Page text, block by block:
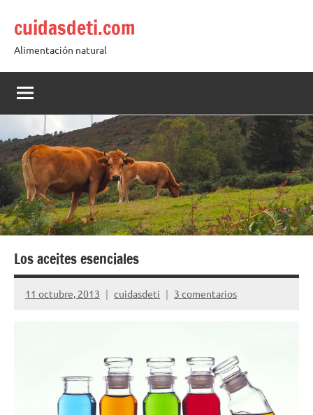
contenido
cuidasdeti.com
Alimentación natural
Los aceites esenciales
11 octubre, 2013 cuidasdeti 3 comentarios